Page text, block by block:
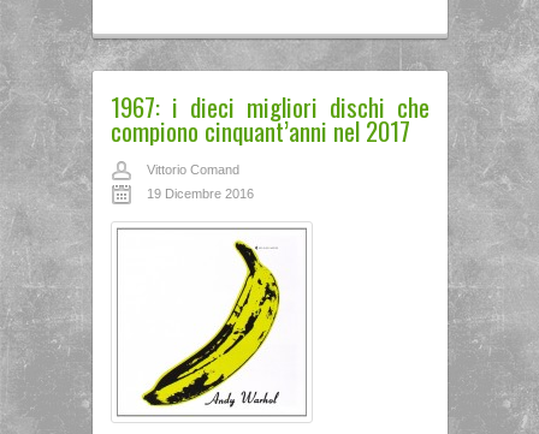
1967: i dieci migliori dischi che
compiono cinquant’anni nel 2017
Vittorio Comand
19 Dicembre 2016